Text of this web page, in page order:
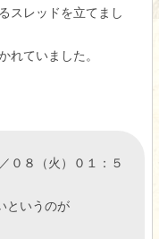
スレッドを立てまし
れていました。
８（火）０１：５
というのが